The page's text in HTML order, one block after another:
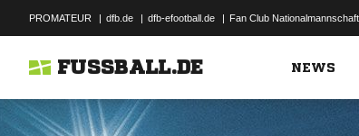
PROMATEUR | dfb.de | dfb-efootball.de | Fan Club Nationalmannschaft
FUSSBALL.DE NEWS